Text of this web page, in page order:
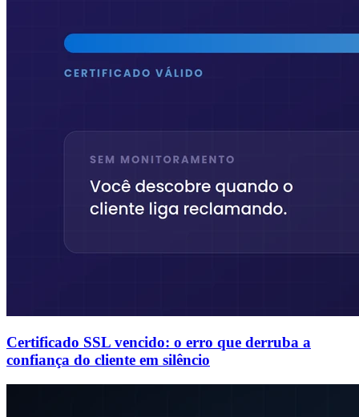
Certificado SSL vencido: o erro que derruba a
confiança do cliente em silêncio